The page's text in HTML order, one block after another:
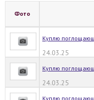
Фото
Куплю
24.03.25
Куплю
24.03.25
Куплю